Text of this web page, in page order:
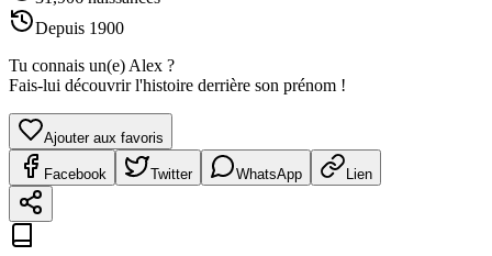
Depuis 1900
Tu connais un(e) Alex ?
Fais-lui découvrir l'histoire derrière son prénom !
Ajouter aux favoris
Facebook Twitter WhatsApp Lien